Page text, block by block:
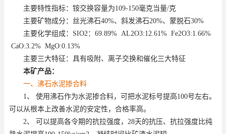
主要特性指标：铵交换容量为109-150毫克当量/克
主要矿物成分：丝光沸石40%、斜发沸石20%、蒙脱石30%
主要化学组成： SIO2 ： 69.89% AL2O3:12.61% Fe2O3:1.66%
CaO:3.2% MgO:0.13%
主要三大特征：具有吸附、离子交换和催化三大特征
本矿产品：
一、沸石水泥掺合料
1 、 使用沸石作为水泥掺合料，可把水泥标号提高100号左右。
可以从根本上改善水泥的安定性，合格率高。
2、 可以提高各令期的抗拉强度， 28天的抗压、抗拉强度比纯